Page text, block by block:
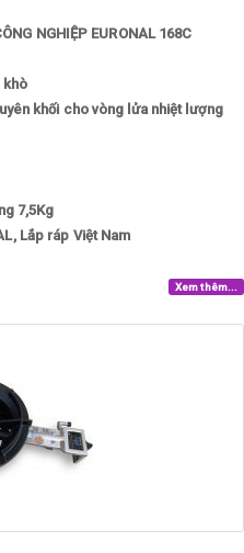
NGHIỆP EURONAL 168C
khò
khối cho vòng lửa nhiệt lượng
7,5Kg
Lắp ráp Việt Nam
Xem thêm...